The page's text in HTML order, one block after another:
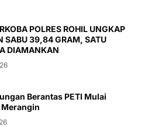
POLRES ROHIL UNGKAP
SABU 39,84 GRAM, SATU
DIAMANKAN
Berantas PETI Mulai